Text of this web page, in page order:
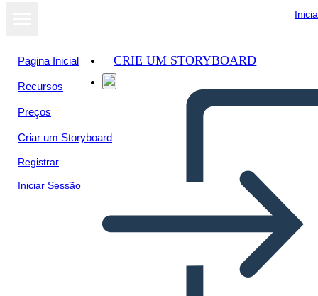
Pagina Inicial
Recursos
Preços
Criar um Storyboard
Registrar
Iniciar Sessão
CRIE UM STORYBOARD